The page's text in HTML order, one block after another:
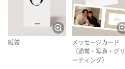
紙袋
メッセージカード
（通常・写真・グリ
ーティング）